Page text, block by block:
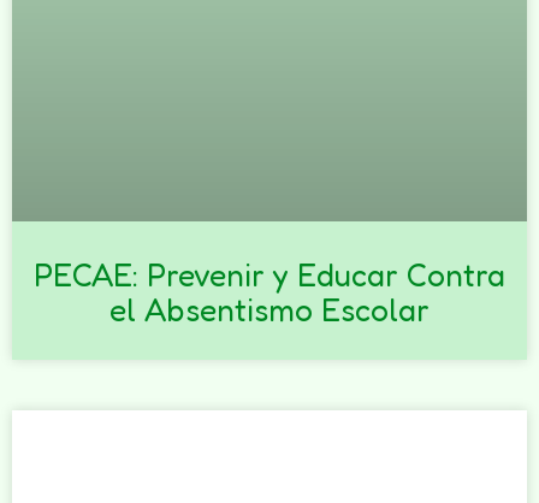
PECAE: Prevenir y Educar Contra
el Absentismo Escolar